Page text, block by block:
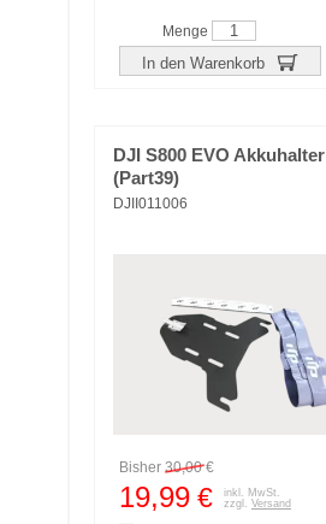
Menge
In den Warenkorb
DJI S800 EVO Akkuhalter
(Part39)
DJII011006
Bisher 30,00€
19,99 €
inkl. MwSt.
zzgl. Versand